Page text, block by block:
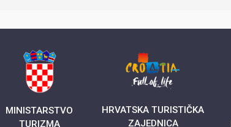
MINISTARSTVO
TURIZMA
HRVATSKA TURISTIČKA
ZAJEDNICA